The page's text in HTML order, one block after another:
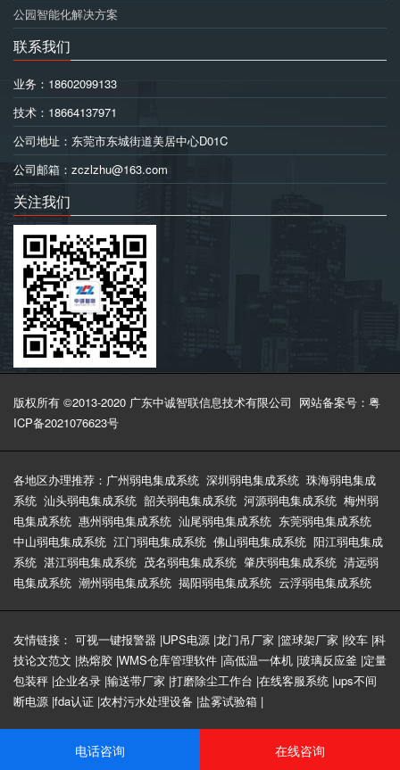
公园智能化解决方案
联系我们
业务：18602099133
技术：18664137971
公司地址：东莞市东城街道美居中心D01C
公司邮箱：zczlzhu@163.com
关注我们
版权所有 ©2013-2020 广东中诚智联信息技术有限公司 网站备案号：粤
ICP备2021076623号
各地区办理推荐： 广州弱电集成系统 深圳弱电集成系统 珠海弱电集成
系统 汕头弱电集成系统 韶关弱电集成系统 河源弱电集成系统 梅州弱
电集成系统 惠州弱电集成系统 汕尾弱电集成系统 东莞弱电集成系统
中山弱电集成系统 江门弱电集成系统 佛山弱电集成系统 阳江弱电集成
系统 湛江弱电集成系统 茂名弱电集成系统 肇庆弱电集成系统 清远弱
电集成系统 潮州弱电集成系统 揭阳弱电集成系统 云浮弱电集成系统
友情链接： 可视一键报警器 |UPS电源 |龙门吊厂家 |篮球架厂家 |绞车 |科
技论文范文 |热熔胶 |WMS仓库管理软件 |高低温一体机 |玻璃反应釜 |定量
包装秤 |企业名录 |输送带厂家 |打磨除尘工作台 |在线客服系统 |ups不间
断电源 |fda认证 |农村污水处理设备 |盐雾试验箱 |
电话咨询 在线咨询